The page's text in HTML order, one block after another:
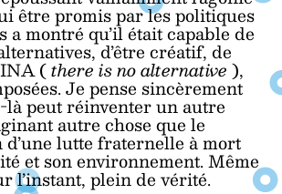
être promis par les politiques
a montré qu’il était capable de
d’être créatif, de
(there is no alternative),
Je pense sincèrement
là peut réinventer un autre
autre chose que le
lutte fraternelle à mort
et son environnement. Même
l’instant, plein de vérité.